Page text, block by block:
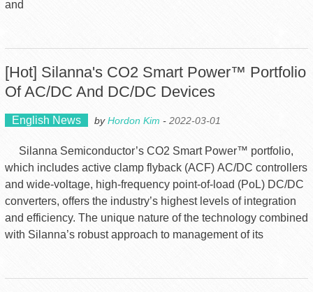
and
[Hot] Silanna's CO2 Smart Power™ Portfolio
Of AC/DC And DC/DC Devices
English News byHordon Kim - 2022-03-01
Silanna Semiconductor’s CO2 Smart Power™ portfolio,
which includes active clamp flyback (ACF) AC/DC controllers
and wide-voltage, high-frequency point-of-load (PoL) DC/DC
converters, offers the industry’s highest levels of integration
and efficiency. The unique nature of the technology combined
with Silanna’s robust approach to management of its